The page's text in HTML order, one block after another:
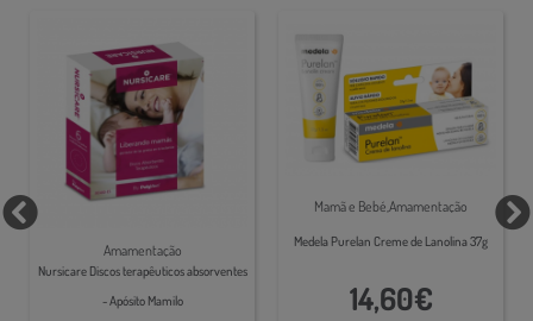
Amamentação
Nursicare Discos terapêuticos absorventes
- Apósito Mamilo
Mamã e Bebé,Amamentação
Medela Purelan Creme de Lanolina 37g
14,60€